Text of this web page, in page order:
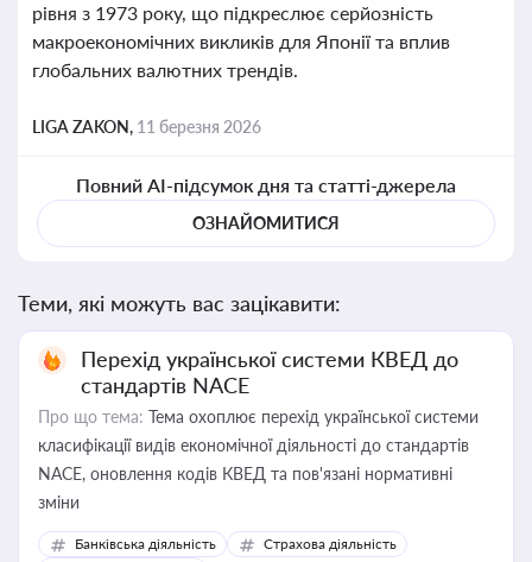
рівня з 1973 року, що підкреслює серйозність
макроекономічних викликів для Японії та вплив
глобальних валютних трендів.
LIGA ZAKON, 11 березня 2026
Повний AI-підсумок дня та статті-джерела
ОЗНАЙОМИТИСЯ
Теми, які можуть вас зацікавити:
Перехід української системи КВЕД до
стандартів NACE
Про що тема: Тема охоплює перехід української системи
класифікації видів економічної діяльності до стандартів
NACE, оновлення кодів КВЕД та пов'язані нормативні
зміни
Банківська діяльність
Страхова діяльність